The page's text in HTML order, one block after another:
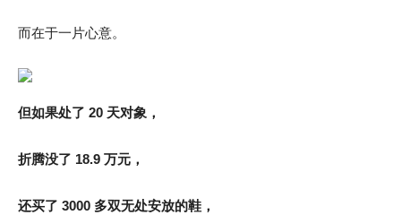
而在于一片心意。
但如果处了 20 天对象，
折腾没了 18.9 万元，
还买了 3000 多双无处安放的鞋，